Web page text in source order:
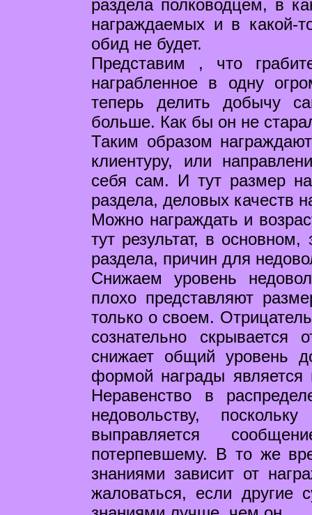
раздела полководцем, в
награждаемых и в какой-
обид не будет.
Представим , что
награбленное в одну
теперь делить добычу
больше. Как бы он не
Таким образом
клиентуру, или
себя сам. И тут размер
раздела, деловых качеств
Можно награждать и
тут результат, в
раздела, причин для
Снижаем уровень
плохо представляют
только о своем.
сознательно
снижает общий уровень
формой награды
Неравенство в
недовольству,
выправляется
потерпевшему. В то же
знаниями зависит от
жаловаться, если другие